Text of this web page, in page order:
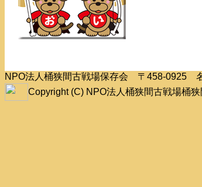
NPO法人桶狭間古戦場保存会 〒458-0925
Copyright (C) NPO法人桶狭間古戦場桶